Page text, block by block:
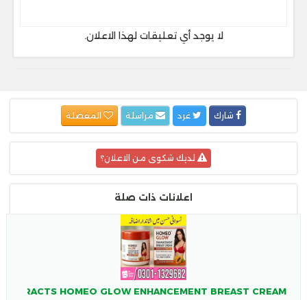
لا يوجد أي تعليقات لهذا الاعلان.
شارك غرد المفضلة
لديك شكوى من الاعلان؟
اعلانات ذات صلة
HOMEO GLOW ENHANCEMENT BREAST CREAM